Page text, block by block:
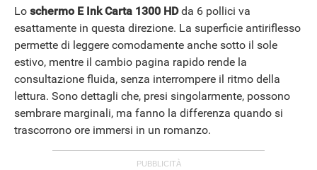
Lo schermo E Ink Carta 1300 HDda 6 pollici va
esattamente in questa direzione. La superficie antiriflesso
permette di leggere comodamente anche sotto il sole
estivo, mentre il cambio pagina rapido rende la
consultazione fluida, senza interrompere il ritmo della
lettura. Sono dettagli che, presi singolarmente, possono
sembrare marginali, ma fanno la differenza quando si
trascorrono ore immersi in un romanzo.